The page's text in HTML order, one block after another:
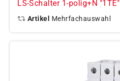
LS-Schalter 1-polig+N "1TE"
Artikel Mehrfachauswahl